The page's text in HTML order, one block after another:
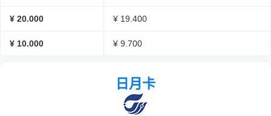
¥ 20.000 ¥ 19.400
¥ 10.000 ¥ 9.700
日月卡